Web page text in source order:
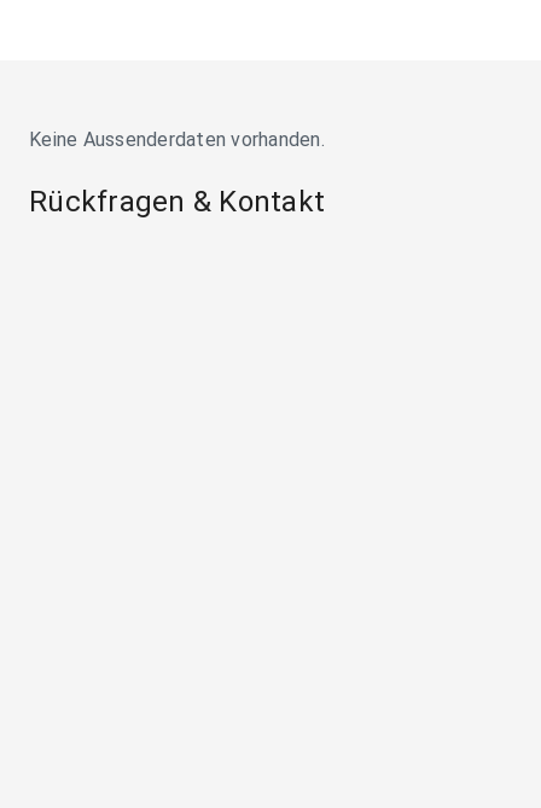
Keine Aussenderdaten vorhanden.
Rückfragen & Kontakt